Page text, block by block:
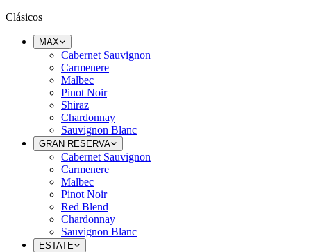
Clásicos
MAX
Cabernet Sauvignon
Carmenere
Malbec
Pinot Noir
Shiraz
Chardonnay
Sauvignon Blanc
GRAN RESERVA
Cabernet Sauvignon
Carmenere
Malbec
Pinot Noir
Red Blend
Chardonnay
Sauvignon Blanc
ESTATE